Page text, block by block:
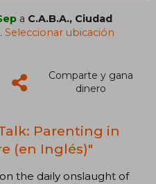
a C.A.B.A., Ciudad
.Seleccionar ubicación
Comparte y gana
dinero
Parenting in
(en Inglés)"
the daily onslaught of